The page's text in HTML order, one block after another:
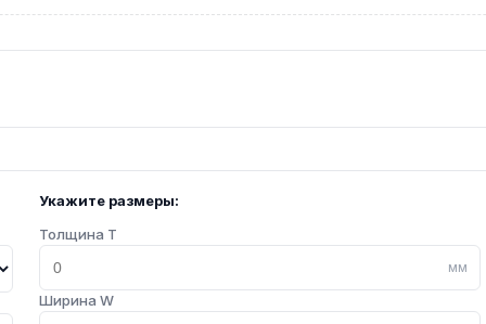
Укажите размеры:
Толщина T
мм
Ширина W